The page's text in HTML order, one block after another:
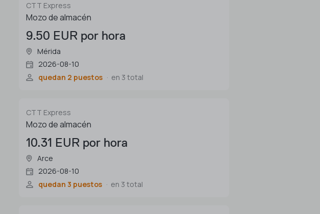
CTT Express
Mozo de almacén
9.50 EUR por hora
Mérida
2026-08-10
quedan 2 puestos
en 3 total
CTT Express
Mozo de almacén
10.31 EUR por hora
Arce
2026-08-10
quedan 3 puestos
en 3 total